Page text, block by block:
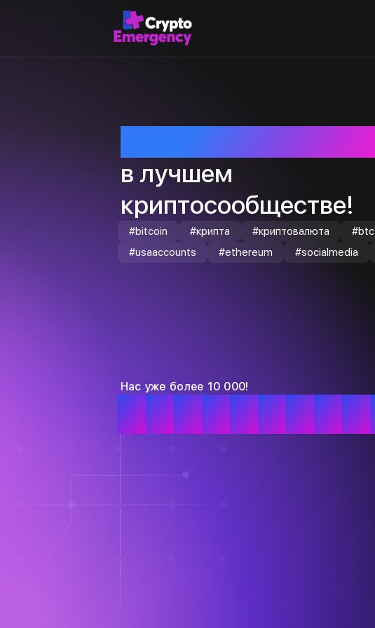
в лучшем
криптосообществе!
#bitcoin #крипта #криптовалюта
#btc
#usaaccounts
#ethereum #socialmedia
Нас уже более 10 000!